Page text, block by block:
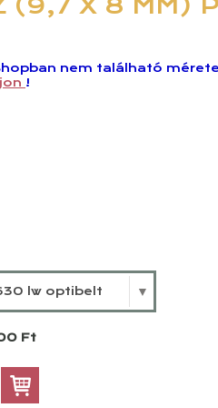
(9,7 X 8 MM)
lw optibelt
Ft
nem található
!